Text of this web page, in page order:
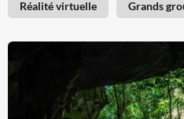
Réalité virtuelle Grands